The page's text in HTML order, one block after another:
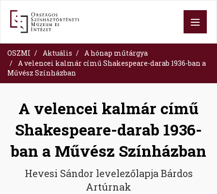
content
OSZMI Aktuális
A hónap műtárgya
A velencei kalmár című Shakespeare-darab 1936-ban a
Művész Színházban
A velencei kalmár című
Shakespeare-darab 1936-
ban a Művész Színházban
Hevesi Sándor levelezőlapja Bárdos
Artúrnak